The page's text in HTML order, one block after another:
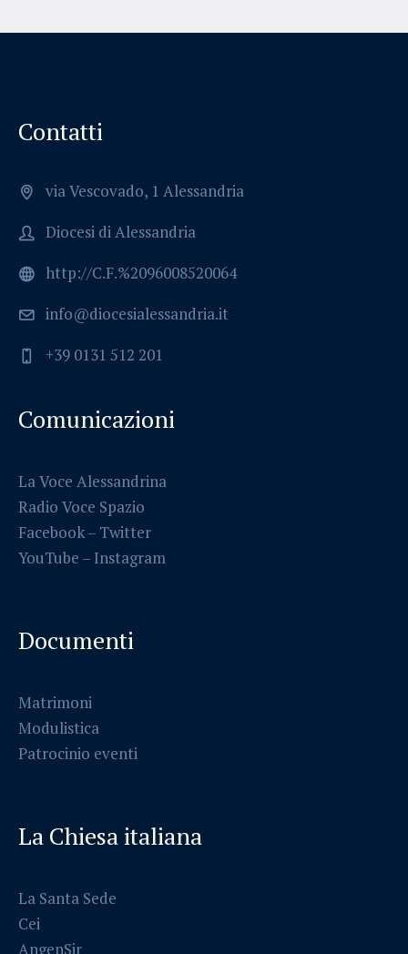
Contatti
via Vescovado, 1 Alessandria
Diocesi di Alessandria
http://C.F.%2096008520064
info@diocesialessandria.it
+39 0131 512 201
Comunicazioni
La Voce Alessandrina
Radio Voce Spazio
Facebook– Twitter
YouTube – Instagram
Documenti
Matrimoni
Modulistica
Patrocinio eventi
La Chiesa italiana
La Santa Sede
Cei
AngenSir